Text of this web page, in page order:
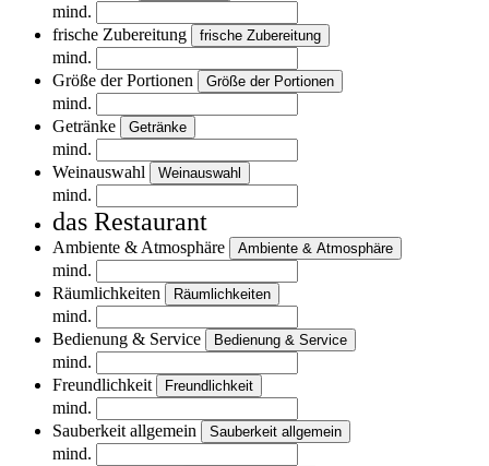
mind.
frische Zubereitung
frische Zubereitung
mind.
Größe der Portionen
Größe der Portionen
mind.
Getränke
Getränke
mind.
Weinauswahl
Weinauswahl
mind.
das Restaurant
Ambiente & Atmosphäre Ambiente & Atmosphäre
mind.
Räumlichkeiten
Räumlichkeiten
mind.
Bedienung & Service
Bedienung & Service
mind.
Freundlichkeit
Freundlichkeit
mind.
Sauberkeit allgemein
Sauberkeit allgemein
mind.